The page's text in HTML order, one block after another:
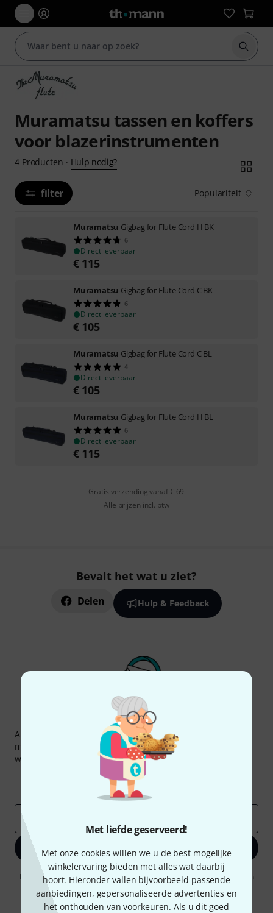
Met liefde geserveerd!
Met onze cookies willen we u de best mogelijke
winkelervaring bieden met alles wat daarbij
hoort. Hieronder vallen bijvoorbeeld passende
aanbiedingen, gepersonaliseerde advertenties en
het onthouden van voorkeuren. Als u dit goed
Zoek
Muramatsu tassen en koffers
voor blazerinstrumenten
4 Producten · Hulp nodig?
filter Populariteit
Muramatsu Gigbag for Flute Cord H BK
6
Direct leverbaar
€ 115
Muramatsu Gigbag for Flute Cord C BK
6
Direct leverbaar
€ 105
Muramatsu Gigbag for Flute Cord C BL
4
Direct leverbaar
€ 105
Muramatsu Gigbag for Flute Cord H BL
6
Direct leverbaar
€ 115
Gratis verzending vanaf € 69
Alle prijzen incl. btw
Bevalt het wat u ziet?
Delen Hulp & Feedback
Thomann nieuwsbrief
Abonneer u op de Thomann-nieuwsbrief in het Engels en
met een beetje geluk kunt u een van50 vouchers
waarde van
per stuk winnen!
Inspirerende bijdragen
Thomann-inzichten
Registreer nu
Door op "Registreer nu" te klikken, gaat u akkoord met het ontvangen
van e-mailreclame. U kunt zich op elk moment afmelden. Meer
informatie over de nieuwsbrief vindt u in onzerichtlijn
gegevensbescherming .